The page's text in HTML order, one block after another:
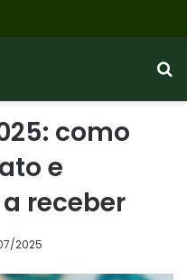
como
e
receber
2025